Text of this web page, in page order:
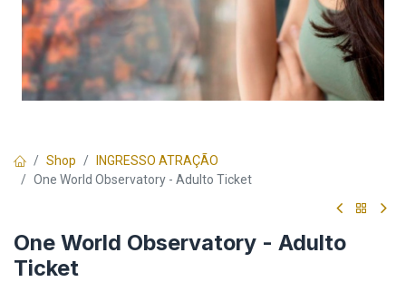
Shop
INGRESSO ATRAÇÃO
One World Observatory - Adulto Ticket
One World Observatory - Adulto
Ticket